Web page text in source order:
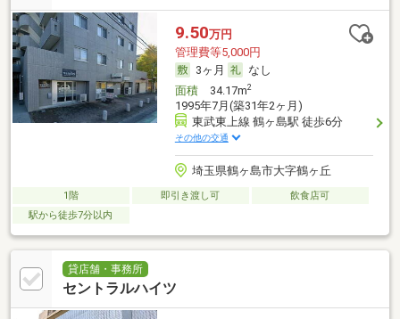
9.50万円
管理費等5,000円
3ヶ月
なし
面積34.17m2
1995年7月(築31年2ヶ月)
東武東上線 鶴ヶ島駅 徒歩6分
その他の交通
埼玉県鶴ヶ島市大字鶴ヶ丘
1階 即引き渡し可
飲食店可
駅から徒歩7分以内
貸店舗・事務所
セントラルハイツ